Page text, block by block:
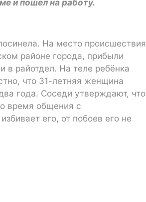
На место происшествия
районе города, прибыли
в райотдел. На теле ребёнка
что 31-летняя женщина
года. Соседи утверждают, что
время общения с
его, от побоев его не